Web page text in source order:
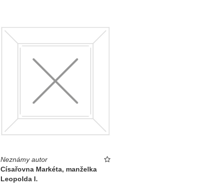
Neznámy autor
Císařovna Markéta, manželka
Leopolda I.